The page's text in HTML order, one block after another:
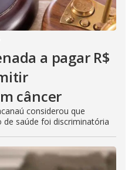
a pagar R$
câncer
considerou que
saúde foi discriminatória